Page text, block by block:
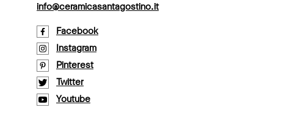
info@ceramicasantagostino.it
Facebook
Instagram
Pinterest
Twitter
Youtube